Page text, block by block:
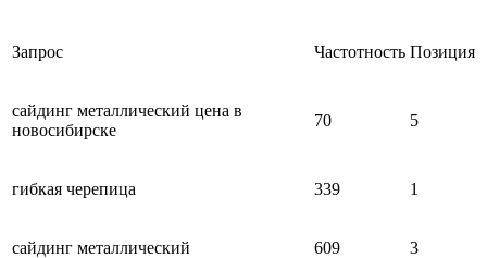
Запрос Частотность Позиция
сайдинг металлический цена в
новосибирске
70 5
гибкая черепица 339 1
сайдинг металлический 609 3